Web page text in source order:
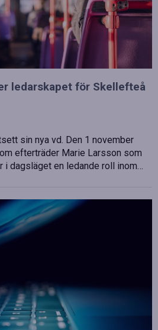
ledarskapet för Skellefteå
sin nya vd. Den 1 november
efterträder Marie Larsson som
i dagsläget en ledande roll inom…